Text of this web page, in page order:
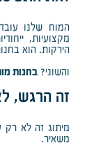
המוח שלנו
מקצועיות,
הירקות. הוא
והשוני? בחנות
זה הרגש, לא
מיתוג זה לא
משאיר.